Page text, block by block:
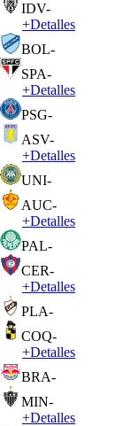
IDV-
+Detalles
BOL-
SPA-
+Detalles
PSG-
ASV-
+Detalles
UNI-
AUC-
+Detalles
PAL-
CER-
+Detalles
PLA-
COQ-
+Detalles
BRA-
MIN-
+Detalles